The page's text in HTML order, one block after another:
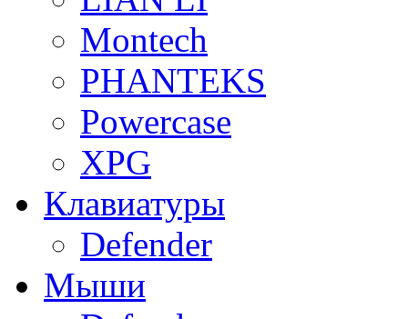
Montech
PHANTEKS
Powercase
XPG
Клавиатуры
Defender
Мыши